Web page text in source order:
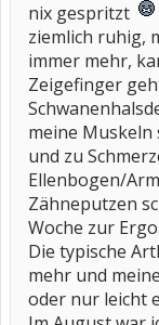
nix gespritzt
ziemlich ruhig,
immer mehr,
Zeigefinger
meine Muskeln
und zu
Ellenbogen/
Zähneputzen
Woche zur Ergo.
Die typische
mehr und
oder nur leicht